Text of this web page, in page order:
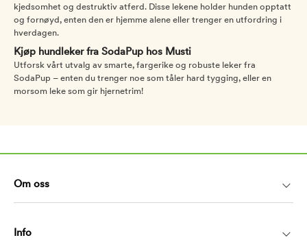
kjedsomhet og destruktiv atferd. Disse lekene holder hunden opptatt
og fornøyd, enten den er hjemme alene eller trenger en utfordring i
hverdagen.
Kjøp hundleker fra SodaPup hos Musti
Utforsk vårt utvalg av smarte, fargerike og robuste leker fra
SodaPup – enten du trenger noe som tåler hard tygging, eller en
morsom leke som gir hjernetrim!
Om oss
Info